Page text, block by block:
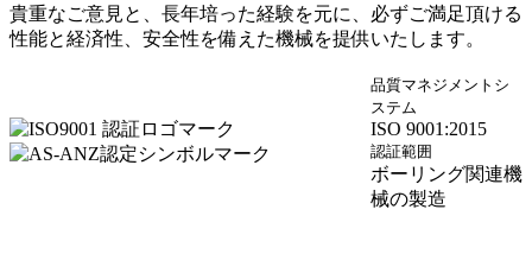
貴重なご意見と、長年培った経験を元に、必ずご満足頂ける
性能と経済性、安全性を備えた機械を提供いたします。
品質マネジメントシ
ステム
ISO 9001:2015
認証範囲
ボーリング関連機
械の製造